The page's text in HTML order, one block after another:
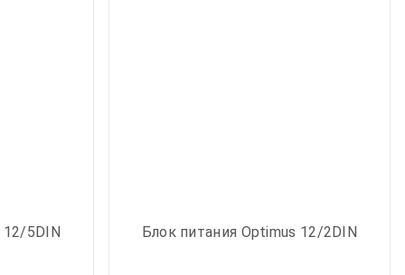
12/5DIN Блок питания Optimus 12/2DIN